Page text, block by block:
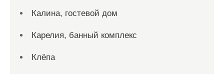
Калина, гостевой дом
Карелия, банный комплекс
Клёпа